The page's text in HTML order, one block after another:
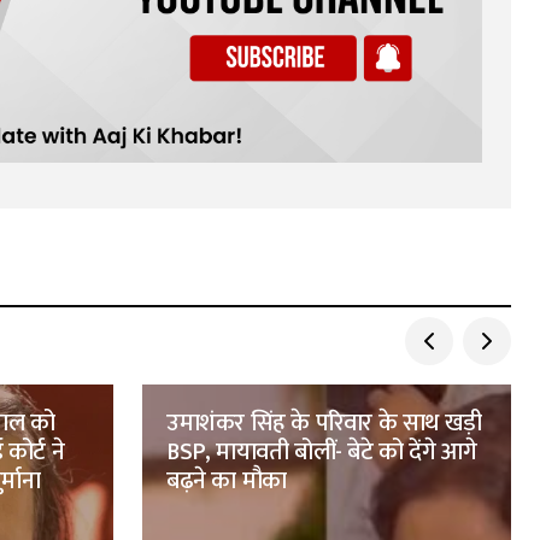
को
ने
उमाशंकर सिंह के परिवार के साथ खड़ी
BSP, मायावती बोलीं- बेटे को देंगे आगे
बढ़ने का मौका